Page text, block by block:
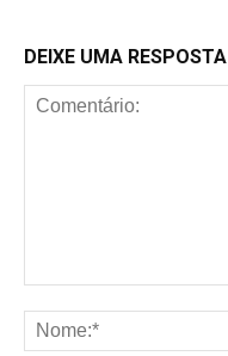
DEIXE UMA RESPOSTA